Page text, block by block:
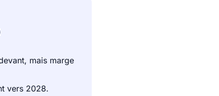
mais marge
vers 2028.